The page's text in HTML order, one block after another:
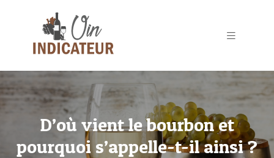
D’où vient le bourbon et
pourquoi s’appelle-t-il ainsi ?